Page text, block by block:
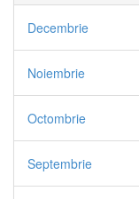
Decembrie
Noiembrie
Octombrie
Septembrie